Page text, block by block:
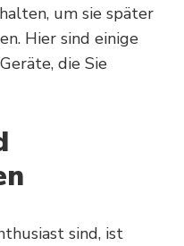
um sie später
Hier sind einige
die Sie
sind, ist